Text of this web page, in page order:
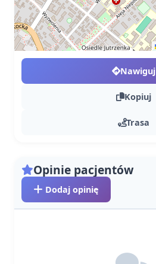
Nawiguj
Kopiuj
Trasa
Opinie pacjentów
Dodaj opinię